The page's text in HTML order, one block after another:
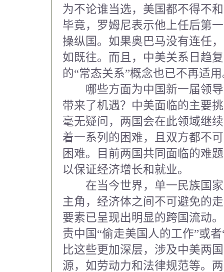
为不论谁当选，美国都不得不
毕竟，罗姆尼表示他上任后第
操纵国。如果奥巴马没有连任
如既往。而且，中美关系日趋
的“常态关系”概念也已不再适
哪些方面为中国新一届领导
带来了机遇？中美面临的主要
毫无疑问，两国会在此领域继
着一系列的困难，且双方都不
困难。目前两国共同面临的难
以保证经济增长和就业。
在当今世界，单一民族国家
主角，经济体之间不可避免的
要素已呈现出明显的跨国流动
责中国“偷走美国人的工作”或
比这些更加深层，涉及中美两
源，如劳动力和法律规范等。